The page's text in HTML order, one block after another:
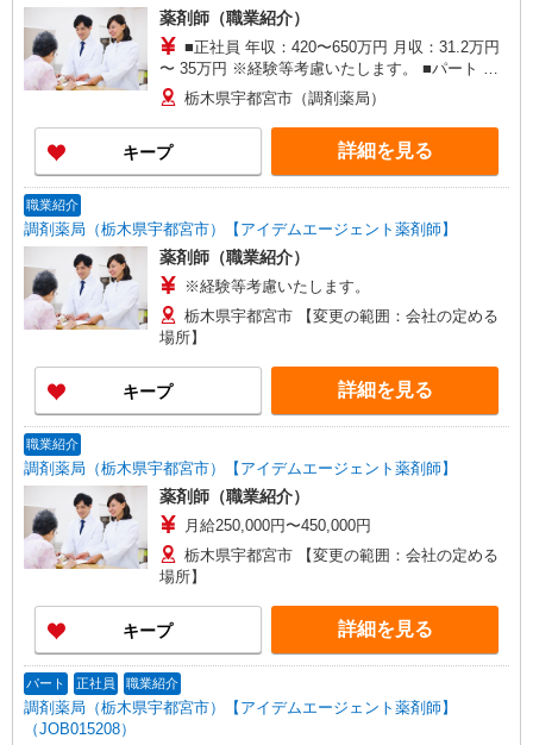
薬剤師（職業紹介）
■正社員 年収：420〜650万円 月収：31.2万円
〜 35万円 ※経験等考慮いたします。 ■パート 時
給：2000円〜
栃木県宇都宮市（調剤薬局）
キープ 詳細を見る
職業紹介
調剤薬局（栃木県宇都宮市）【アイデムエージェント薬剤師】
薬剤師（職業紹介）
※経験等考慮いたします。
栃木県宇都宮市 【変更の範囲：会社の定める
場所】
キープ 詳細を見る
職業紹介
調剤薬局（栃木県宇都宮市）【アイデムエージェント薬剤師】
薬剤師（職業紹介）
月給250,000円〜450,000円
栃木県宇都宮市 【変更の範囲：会社の定める
場所】
キープ 詳細を見る
パート 正社員 職業紹介
調剤薬局（栃木県宇都宮市）【アイデムエージェント薬剤師】
（JOB015208）